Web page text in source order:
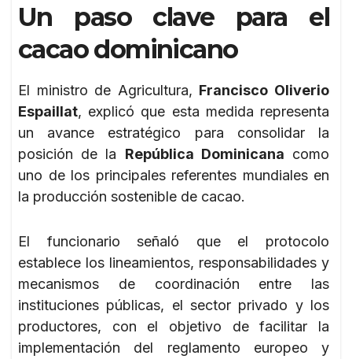
Un paso clave para el
cacao dominicano
El ministro de Agricultura, Francisco Oliverio
Espaillat, explicó que esta medida representa
un avance estratégico para consolidar la
posición de la República Dominicana como
uno de los principales referentes mundiales en
la producción sostenible de cacao.
El funcionario señaló que el protocolo
establece los lineamientos, responsabilidades y
mecanismos de coordinación entre las
instituciones públicas, el sector privado y los
productores, con el objetivo de facilitar la
implementación del reglamento europeo y